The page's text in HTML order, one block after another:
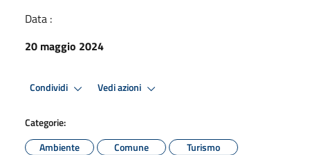
Data :
20 maggio 2024
Condividi Vedi azioni
Categorie:
Ambiente
Comune Turismo